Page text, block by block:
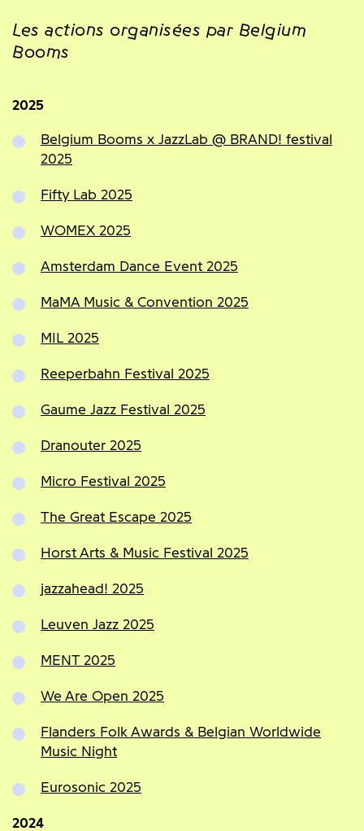
Les actions organisées par Belgium
Booms
2025
Belgium Booms x JazzLab @ BRAND! festival
2025
Fifty Lab 2025
WOMEX 2025
Amsterdam Dance Event 2025
MaMA Music & Convention 2025
MIL 2025
Reeperbahn Festival 2025
Gaume Jazz Festival 2025
Dranouter 2025
Micro Festival 2025
The Great Escape 2025
Horst Arts & Music Festival 2025
jazzahead! 2025
Leuven Jazz 2025
MENT 2025
We Are Open 2025
Flanders Folk Awards & Belgian Worldwide
Music Night
Eurosonic 2025
2024